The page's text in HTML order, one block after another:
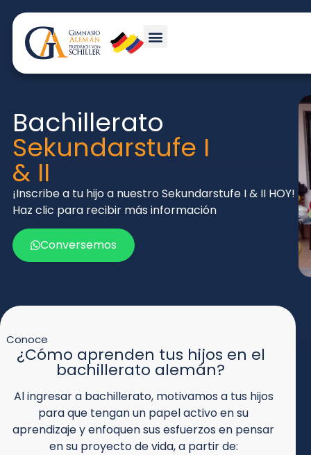
Bachillerato
Sekundarstufe I
& II
¡Inscribe a tu hijo a nuestro Sekundarstufe I & II HOY!
Haz clic para recibir más información
Conversemos
Conoce
¿Cómo aprenden tus hijos en el
bachillerato alemán?
Al ingresar a bachillerato, motivamos a tus hijos
para que tengan un papel activo en su
aprendizaje y enfoquen sus esfuerzos en pensar
en su proyecto de vida, a partir de: